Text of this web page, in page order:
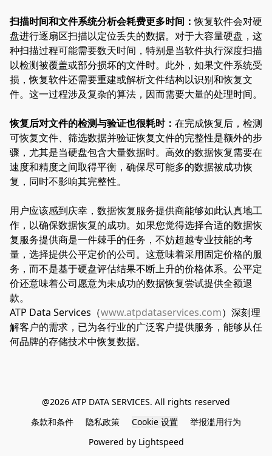
扫描时间和文件系统分析会耗费更多时间：恢复软件会对硬
盘进行逐扇区扫描以定位丢失的数据。对于大容量硬盘，这
种扫描过程可能需要数天时间，特别是当软件执行深度扫描
以检测被覆盖或部分损坏的文件时。此外，如果文件系统受
损，恢复软件还需要重建或解析文件结构以识别和恢复文
件。这一过程涉及复杂的算法，因而需要大量的处理时间。
恢复后对文件的检测与验证也很耗时： 在完成恢复后，检测
可恢复文件、筛选数据并验证恢复文件的完整性是额外的步
骤，尤其是当硬盘包含大量数据时。高效的数据恢复需要在
速度和精度之间取得平衡，确保尽可能多的数据被成功恢
复，同时不影响其完整性。
用户应该感到庆幸，数据恢复服务提供商能够如此认真地工
作，以确保数据恢复的成功。如果您觉得选择合适的数据恢
复服务提供商是一件棘手的任务，不妨超越专业技能的考
量，选择提供公平定价的公司。这意味着采用固定价格的服
务，而不是基于硬盘评估结果不断上升的价格体系。公平定
价还意味着公司愿意为未成功的数据恢复尝试提供全额退
款。
ATP Data Services（www.atpdataservices.com）深刻理
解客户的需求，已为各行业的广泛客户提供服务，能够从任
何品牌的存储技术中恢复数据。
@2026 ATP DATA SERVICES. All rights reserved
条款和条件
隐私政策 Cookie 设置
举报滥用行为
Powered by Lightspeed